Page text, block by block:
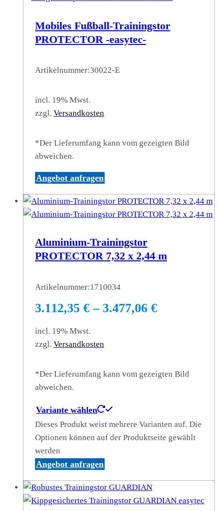
Mobiles Fußball-Trainingstor
PROTECTOR -easytec-
Artikelnummer:30022-E
incl. 19% Mwst.
zzgl. Versandkosten
*Der Lieferumfang kann vom gezeigten Bild
abweichen.
Angebot anfragen
Aluminium-Trainingstor
PROTECTOR 7,32 x 2,44 m
Artikelnummer:1710034
3.112,35 € – 3.477,06 €
incl. 19% Mwst.
zzgl. Versandkosten
*Der Lieferumfang kann vom gezeigten Bild
abweichen.
Variante wählen
Dieses Produkt weist mehrere Varianten auf. Die
Optionen können auf der Produktseite gewählt
werden
Angebot anfragen